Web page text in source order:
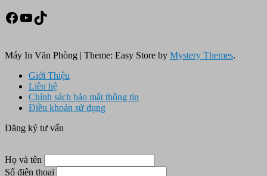
Facebook
Youtube
TikTok
Máy In Văn Phòng | Theme: Easy Store by Mystery Themes.
Giới Thiệu
Liên hệ
Chính sách bảo mật thông tin
Điều khoản sử dụng
Đăng ký tư vấn
Họ và tên
Số điện thoại